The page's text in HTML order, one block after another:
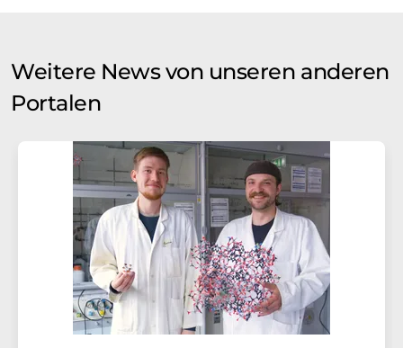
Weitere News von unseren anderen
Portalen